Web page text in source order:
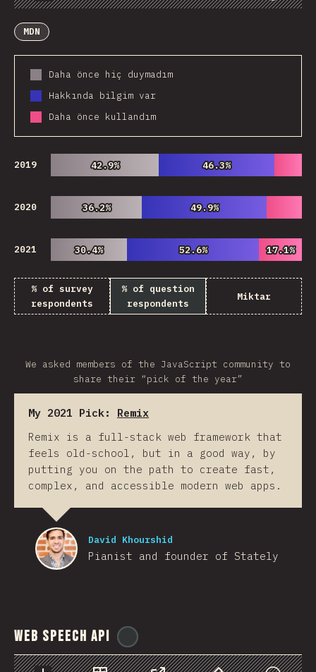
Chart Data Share Customize Data
Comments
MDN
Daha önce hiç duymadım
Hakkında bilgim var
Daha önce kullandım
2019 42.9%
42.9% 46.3%
46.3%
2020 36.2%
36.2% 49.9%
49.9%
2021 30.4%
30.4% 52.6%
52.6% 17.1%
17.1%
% of survey
respondents
% of question
respondents
Miktar
We asked members of the JavaScript community to
share their “pick of the year”
My 2021 Pick: Remix
Remix is a full-stack web framework that
feels old-school, but in a good way, by
putting you on the path to create fast,
complex, and accessible modern web apps.
David Khourshid
Pianist and founder of Stately
Web Speech API